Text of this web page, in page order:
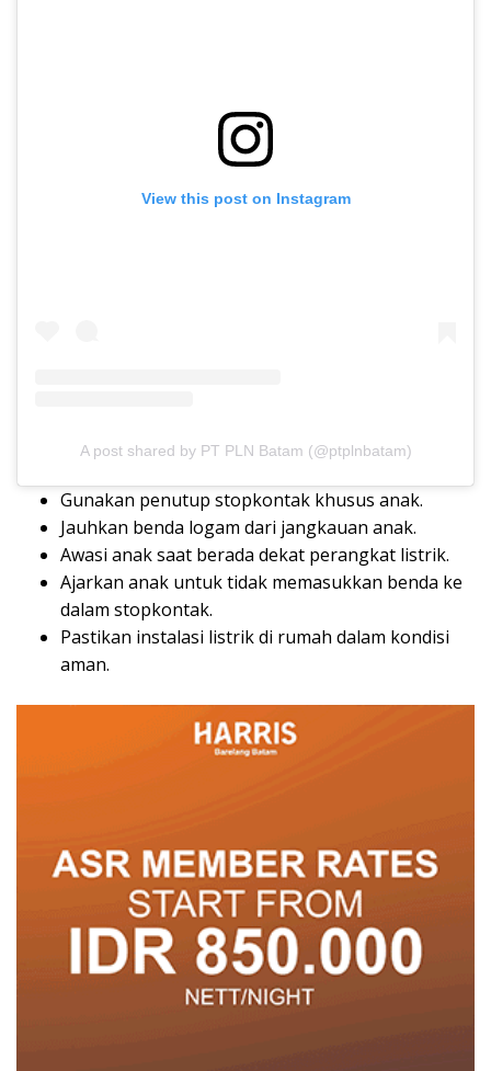
View this post on Instagram
A post shared by PT PLN Batam (@ptplnbatam)
Gunakan penutup stopkontak khusus anak.
Jauhkan benda logam dari jangkauan anak.
Awasi anak saat berada dekat perangkat listrik.
Ajarkan anak untuk tidak memasukkan benda ke
dalam stopkontak.
Pastikan instalasi listrik di rumah dalam kondisi
aman.